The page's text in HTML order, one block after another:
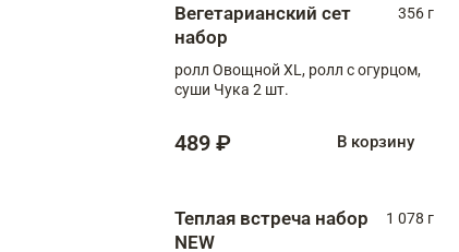
Вегетарианский сет
набор
356 г
ролл Овощной XL, ролл с огурцом,
суши Чука 2 шт.
489 ₽ В корзину
Теплая встреча набор
NEW
1 078 г